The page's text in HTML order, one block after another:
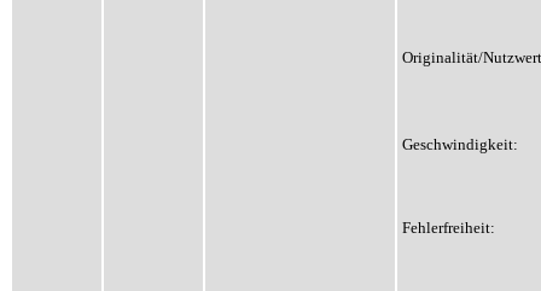
Originalität/
Geschwindigkeit:
Fehlerfreiheit: